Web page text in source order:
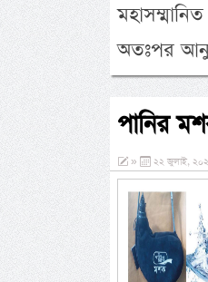
অতঃপর
পানির
» ২২ জুলাই,